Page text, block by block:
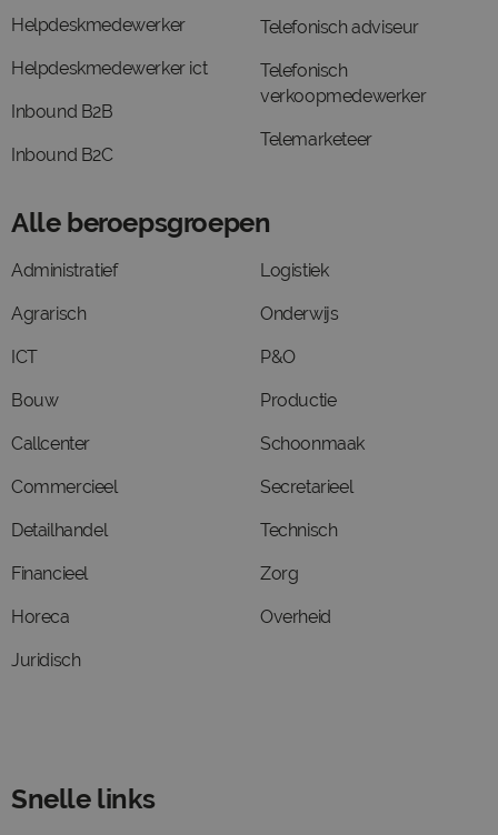
Helpdeskmedewerker
Helpdeskmedewerker ict
Inbound B2B
Inbound B2C
Telefonisch adviseur
Telefonisch
verkoopmedewerker
Telemarketeer
Alle beroepsgroepen
Administratief
Agrarisch
ICT
Bouw
Callcenter
Commercieel
Detailhandel
Financieel
Horeca
Juridisch
Logistiek
Onderwijs
P&O
Productie
Schoonmaak
Secretarieel
Technisch
Zorg
Overheid
Snelle links